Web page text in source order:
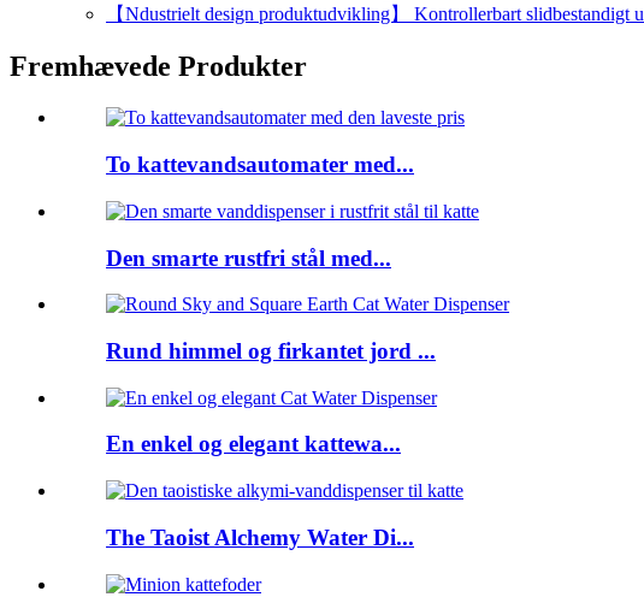
【Ndustrielt design produktudvikling】 Kontrollerbart
Fremhævede Produkter
To kattevandsautomater med...
Den smarte rustfri stål med...
Rund himmel og firkantet jord ...
En enkel og elegant kattewa...
The Taoist Alchemy Water Di...